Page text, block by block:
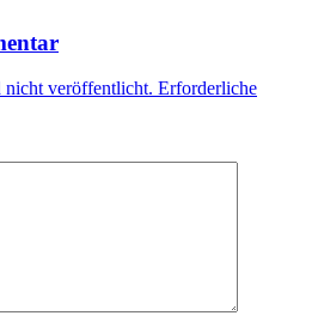
veröffentlicht. Erforderliche